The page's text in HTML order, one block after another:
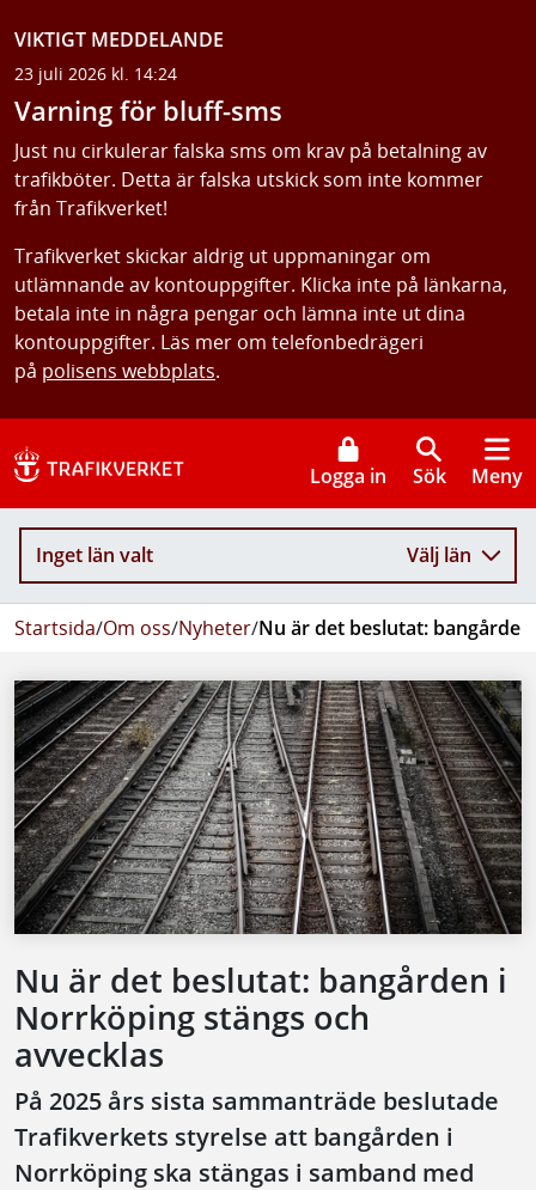
VIKTIGT MEDDELANDE
23 juli 2026 kl. 14:24
Varning för bluff-sms
Just nu cirkulerar falska sms om krav på betalning av
trafikböter. Detta är falska utskick som inte kommer
från Trafikverket!
Trafikverket skickar aldrig ut uppmaningar om
utlämnande av kontouppgifter. Klicka inte på länkarna,
betala inte in några pengar och lämna inte ut dina
kontouppgifter. Läs mer om telefonbedrägeri
på polisens webbplats.
Logga in Sök Meny
Inget län valt Välj län
Startsida/Om oss/Nyheter/Nu är det beslutat:
Nu är det beslutat: bangården i
Norrköping stängs och
avvecklas
På 2025 års sista sammanträde beslutade
Trafikverkets styrelse att bangården i
Norrköping ska stängas i samband med